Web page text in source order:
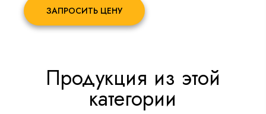
ЗАПРОСИТЬ ЦЕНУ
Продукция из этой
категории